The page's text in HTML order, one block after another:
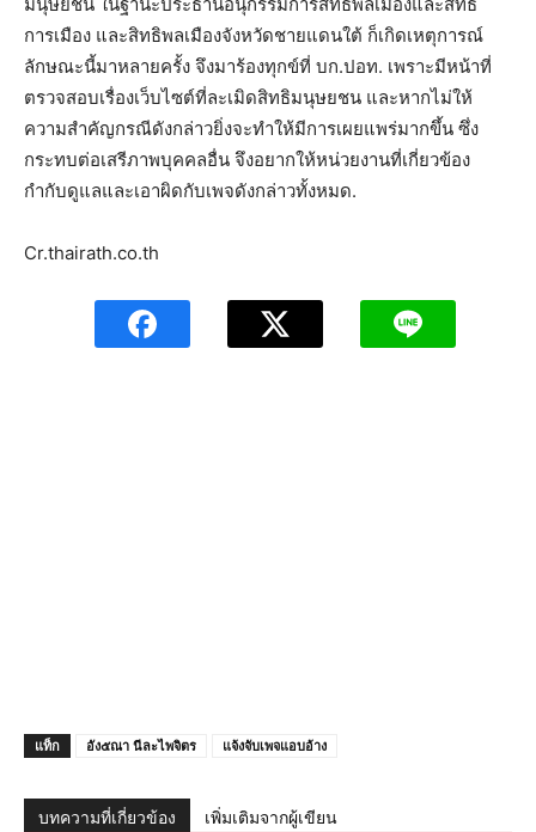
การเมือง และสิทธิพลเมืองจังหวัดชายแดนใต้ ก็เกิดเหตุการณ์
ลักษณะนี้มาหลายครั้ง จึงมาร้องทุกข์ที่ บก.ปอท. เพราะมีหน้าที่
ตรวจสอบเรื่องเว็บไซต์ที่ละเมิดสิทธิมนุษยชน และหากไม่ให้
ความสำคัญกรณีดังกล่าวยิ่งจะทำให้มีการเผยแพร่มากขึ้น ซึ่ง
กระทบต่อเสรีภาพบุคคลอื่น จึงอยากให้หน่วยงานที่เกี่ยวข้อง
กำกับดูแลและเอาผิดกับเพจดังกล่าวทั้งหมด.
Cr.thairath.co.th
แท็ก อัง๕ณา นีละไพจิตร แจ้งจับเพจแอบอ้าง
บทความที่เกี่ยวข้อง เพิ่มเติมจากผู้เขียน